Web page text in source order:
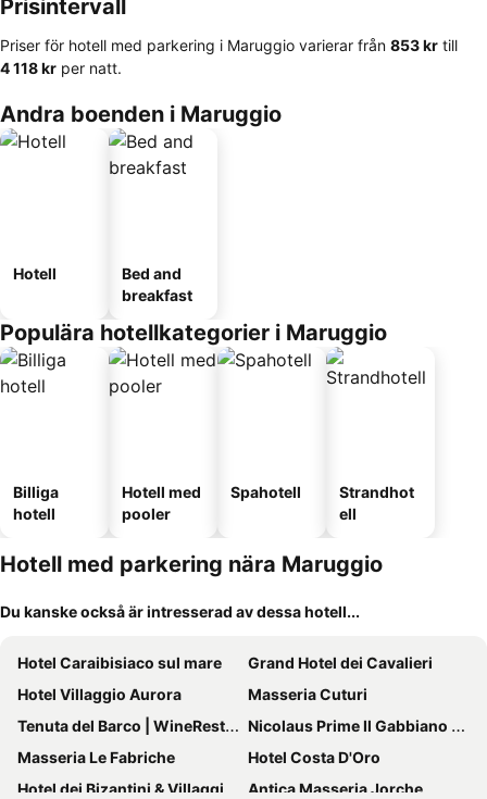
Prisintervall
Priser för hotell med parkering i Maruggio varierar från ‎853 kr till
‎4 118 kr per natt.
Andra boenden i Maruggio
Hotell
Bed and
breakfast
Populära hotellkategorier i Maruggio
Billiga
hotell
Hotell med
pooler
Spahotell
Strandhot
ell
Hotell med parkering nära Maruggio
Du kanske också är intresserad av dessa hotell...
Hotel Caraibisiaco sul mare
Grand Hotel dei Cavalieri
Hotel Villaggio Aurora
Masseria Cuturi
Tenuta del Barco | WineRestaurant and Hospitality
Nicolaus Prime Il Gabbiano Hotel
Masseria Le Fabriche
Hotel Costa D'Oro
Hotel dei Bizantini & Villaggio Campo dei Messapi
Antica Masseria Jorche